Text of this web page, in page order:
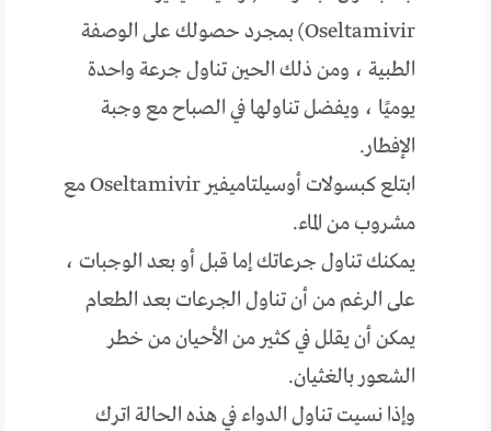
Oseltamivir) بمجرد حصولك على الوصفة
الطبية ، ومن ذلك الحين تناول جرعة واحدة
يوميًا ، ويفضل تناولها في الصباح مع وجبة
الإفطار.
ابتلع كبسولات أوسيلتاميفير Oseltamivir مع
مشروب من الماء.
يمكنك تناول جرعاتك إما قبل أو بعد الوجبات ،
على الرغم من أن تناول الجرعات بعد الطعام
يمكن أن يقلل في كثير من الأحيان من خطر
الشعور بالغثيان.
وإذا نسيت تناول الدواء في هذه الحالة اترك